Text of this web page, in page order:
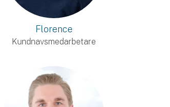
Florence
Kundnavsmedarbetare